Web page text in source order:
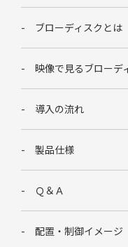
ブローディスクとは
映像で見るブローデ
導入の流れ
製品仕様
Ｑ＆Ａ
配置・制御イメージ